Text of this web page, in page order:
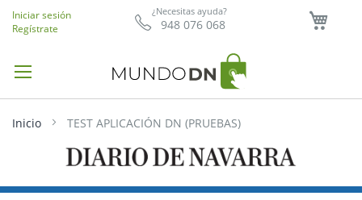
¿Necesitas ayuda?
948 076 068
Iniciar sesión
Regístrate
Inicio TEST APLICACIÓN DN (PRUEBAS)